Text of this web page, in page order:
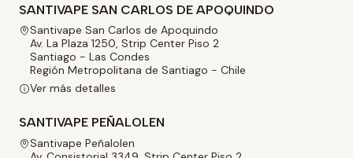
SANTIVAPE SAN CARLOS DE APOQUINDO
Santivape San Carlos de Apoquindo
Av. La Plaza 1250, Strip Center Piso 2
Santiago - Las Condes
Región Metropolitana de Santiago - Chile
Ver más detalles
SANTIVAPE PEÑALOLEN
Santivape Peñalolen